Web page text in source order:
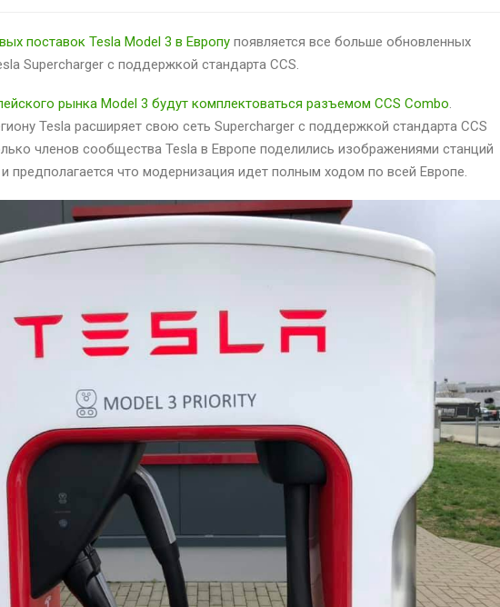
поставок Tesla Model 3 в Европу появляется все больше обновленных
Supercharger с поддержкой стандарта CCS.
рынка Model 3 будут комплектоваться разъемом CCS Combo.
Tesla расширяет свою сеть Supercharger с поддержкой стандарта CCS
членов сообщества Tesla в Европе поделились изображениями станций
предполагается что модернизация идет полным ходом по всей Европе.